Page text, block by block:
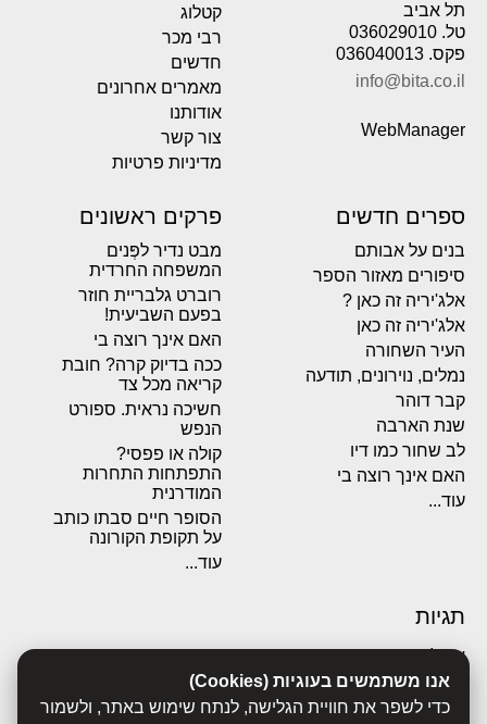
אנו משתמשים בעוגיות (Cookies)
כדי לשפר את חוויית הגלישה, לנתח שימוש באתר, ולשמור
תל אביב
טל. 036029010
פקס. 036040013
info@bita.co.il
WebManager
קטלוג
רבי מכר
חדשים
מאמרים אחרונים
אודותנו
צור קשר
מדיניות פרטיות
ספרים חדשים
בנים על אבותם
סיפורים מאזור הספר
אלג'יריה זה כאן ?
אלג'יריה זה כאן
העיר השחורה
נמלים, נוירונים, תודעה
קבר דוהר
שנת הארבה
לב שחור כמו דיו
האם אינך רוצה בי
עוד...
פרקים ראשונים
מבט נדיר לפְּנים
המשפחה החרדית
רוברט גלבריית חוזר
בפעם השביעית!
האם אינך רוצה בי
ככה בדיוק קרה? חובת
קריאה מכל צד
חשיכה נראית. ספורט
הנפש
קולה או פפסי?
התפתחות התחרות
המודרנית
הסופר חיים סבתו כותב
על תקופת הקורונה
עוד...
תגיות
אבולוציה
אכסדרה
אנשים